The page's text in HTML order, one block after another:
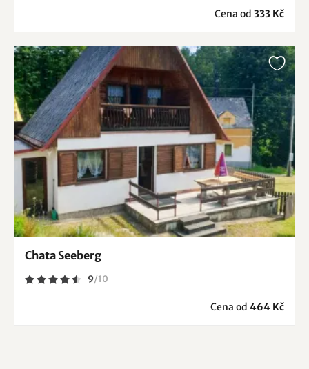
Cena od 333 Kč
Chata Seeberg
9/10
Cena od 464 Kč